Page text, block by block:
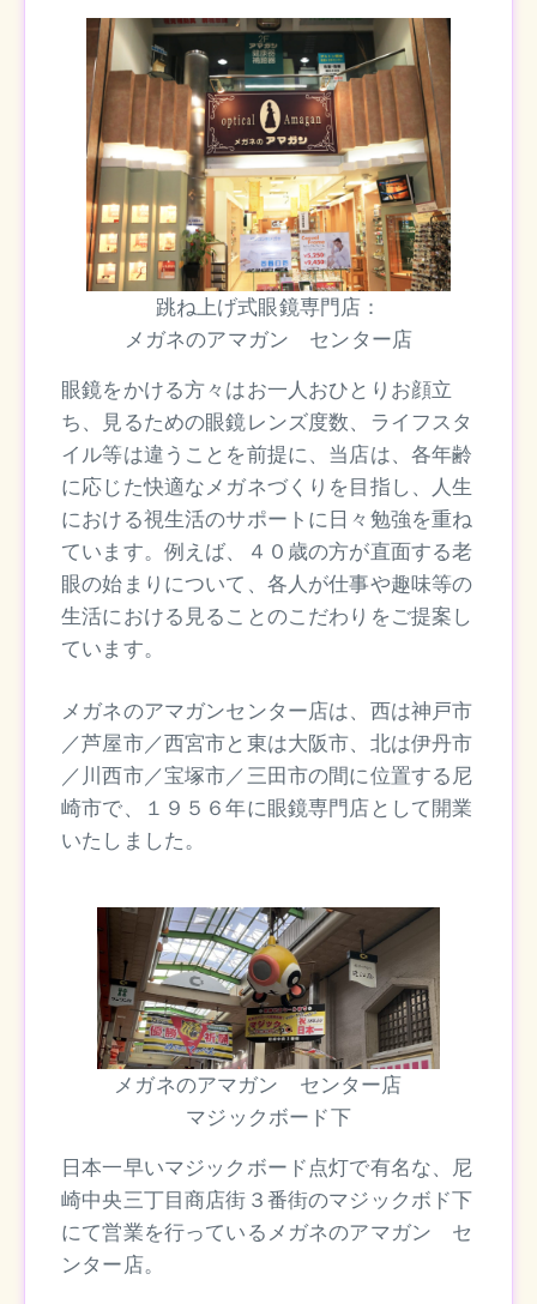
跳ね上げ式眼鏡専門店：
メガネのアマガン センター店
眼鏡をかける方々はお一人おひとりお顔立
ち、見るための眼鏡レンズ度数、ライフスタ
イル等は違うことを前提に、当店は、各年齢
に応じた快適なメガネづくりを目指し、人生
における視生活のサポートに日々勉強を重ね
ています。例えば、４０歳の方が直面する老
眼の始まりについて、各人が仕事や趣味等の
生活における見ることのこだわりをご提案し
ています。
メガネのアマガンセンター店は、西は神戸市
／芦屋市／西宮市と東は大阪市、北は伊丹市
／川西市／宝塚市／三田市の間に位置する尼
崎市で、１９５６年に眼鏡専門店として開業
いたしました。
メガネのアマガン センター店
マジックボード下
日本一早いマジックボード点灯で有名な、尼
崎中央三丁目商店街３番街のマジックボド下
にて営業を行っているメガネのアマガン セ
ンター店。